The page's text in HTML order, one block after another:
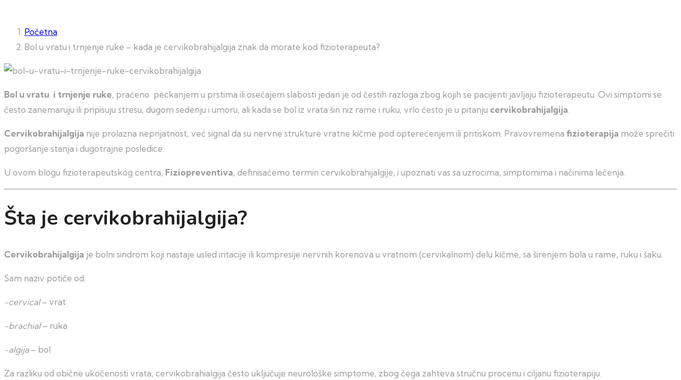
Početna
Bol u vratu i trnjenje ruke – kada je cervikobrahijalgija znak da morate kod fizioterapeuta?
Bol u vratu i trnjenje ruke, praćeno peckanjem u prstima ili osećajem slabosti jedan je od čestih razloga zbog kojih se pacijenti javljaju fizioterapeutu. Ovi simptomi se
često zanemaruju ili pripisuju stresu, dugom sedenju i umoru, ali kada se bol iz vrata širi niz rame i ruku, vrlo često je u pitanju cervikobrahijalgija
Cervikobrahijalgija nije prolazna neprijatnost, već signal da su nervne strukture vratne kičme pod opterećenjem ili pritiskom. Pravovremena fizioterapija može sprečiti
pogoršanje stanja i dugotrajne posledice.
U ovom blogu fizioterapeutskog centra, Fiziopreventiva, definisaćemo termin cervikobrahijalgije, i upoznati vas sa uzrocima, simptomima i načinima lečenja.
Šta je cervikobrahijalgija?
Cervikobrahijalgija je bolni sindrom koji nastaje usled iritacije ili kompresije nervnih korenova u vratnom (cervikalnom) delu kičme, sa širenjem bola u rame, ruku i šaku.
Sam naziv potiče od:
-cervical– vrat
-brachial– ruka
-algija– bol
Za razliku od obične ukočenosti vrata, cervikobrahialgija često uključuje neurološke simptome, zbog čega zahteva stručnu procenu i ciljanu fizioterapiju.